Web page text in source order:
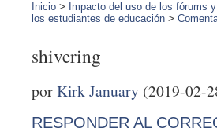
Inicio > Impacto del uso de los fórums
los estudiantes de educación >
shivering
porKirk January (2019-02-
RESPONDER AL